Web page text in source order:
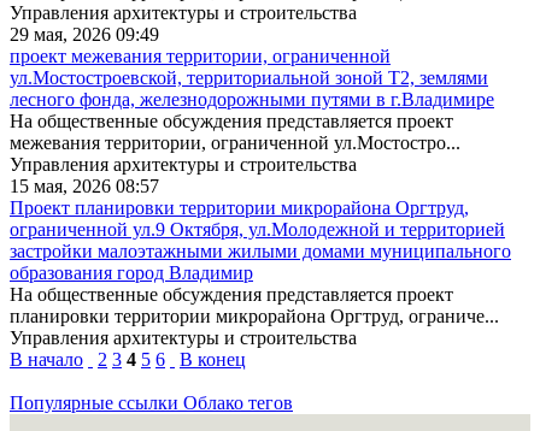
Управления архитектуры и строительства
29 мая, 2026 09:49
проект межевания территории, ограниченной
ул.Мостостроевской, территориальной зоной Т2, землями
лесного фонда, железнодорожными путями в г.Владимире
На общественные обсуждения представляется проект
межевания территории, ограниченной ул.Мостостро...
Управления архитектуры и строительства
15 мая, 2026 08:57
Проект планировки территории микрорайона Оргтруд,
ограниченной ул.9 Октября, ул.Молодежной и территорией
застройки малоэтажными жилыми домами муниципального
образования город Владимир
На общественные обсуждения представляется проект
планировки территории микрорайона Оргтруд, ограниче...
Управления архитектуры и строительства
В начало
2 3 4 5 6 В конец
Популярные ссылки Облако тегов